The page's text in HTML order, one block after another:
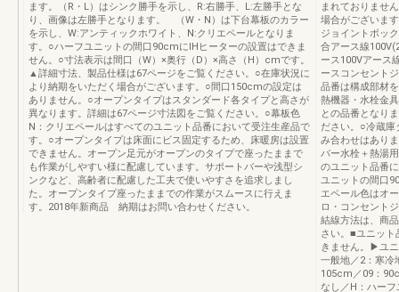
ます。（R・L）はシンク勝手を示し、R:右勝手、L:左勝手とな
り、画像は左勝手となります。 （W・N）は下台幕板のカラー
を示し、W:アンティックホワイト、N:クリエペールとなりま
す。○ハーフユニットの間口90cmにIHヒーターの設置はできま
せん。○寸法表示は間口（W）×奥行（D）×高さ（H）cmです。
▲詳細寸法、製品仕様は67ページをご覧ください。○在庫状況に
より納期をいただく場合がございます。○間口150cmの設定は
ありません。○オープンタイプはスタンダード各タイプと高さが
異なります。詳細は67ページ寸法図をご覧ください。○幕板色
N：クリエペールはすべてのユニット品番において受注生産品で
す。○オープンタイプは床面にビス固定するため、床暖房は設置
できません。オープン足元がオープンのタイプで座ったままで
も作業がしやすい様に配慮しています。サポートバーや浅型シ
ンクなど、高齢者に配慮した工夫で使いやすさを追求しまし
た。オープンタイプ座ったままでの作業がスムースに行えま
す。2018年新商品 納期はお問い合わせください。
まれておりませ
場合がございま
ジョイントボッ
合アース線
ース100Vアース
ースコンセント
品番は構成部材
熱機器・水栓金
との品番となり
ださい。○冷蔵庫
み合わせはあり
バー水栓＋熱湯
のユニット品番
ユニットの間口
エペール色はオ
ロ・コンセント
結線方法は、商
さい。■ユニッ
きません。▶ユ
一般地／2：寒
105cm／09：
なし／H：ハー